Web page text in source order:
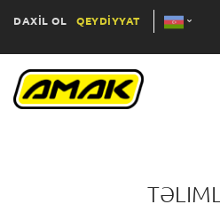
DAXİL OL QEYDİYYAT